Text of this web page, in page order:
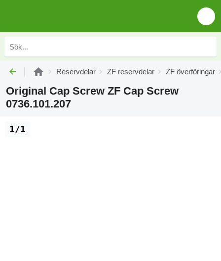
Reservdelar ZF reservdelar ZF överföringar
Original Cap Screw ZF Cap Screw
0736.101.207
1/1